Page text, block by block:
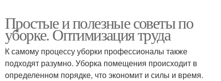
Простые и полезные советы по
уборке. Оптимизация труда
К самому процессу уборки профессионалы также
подходят разумно. Уборка помещения происходит в
определенном порядке, что экономит и силы и время.